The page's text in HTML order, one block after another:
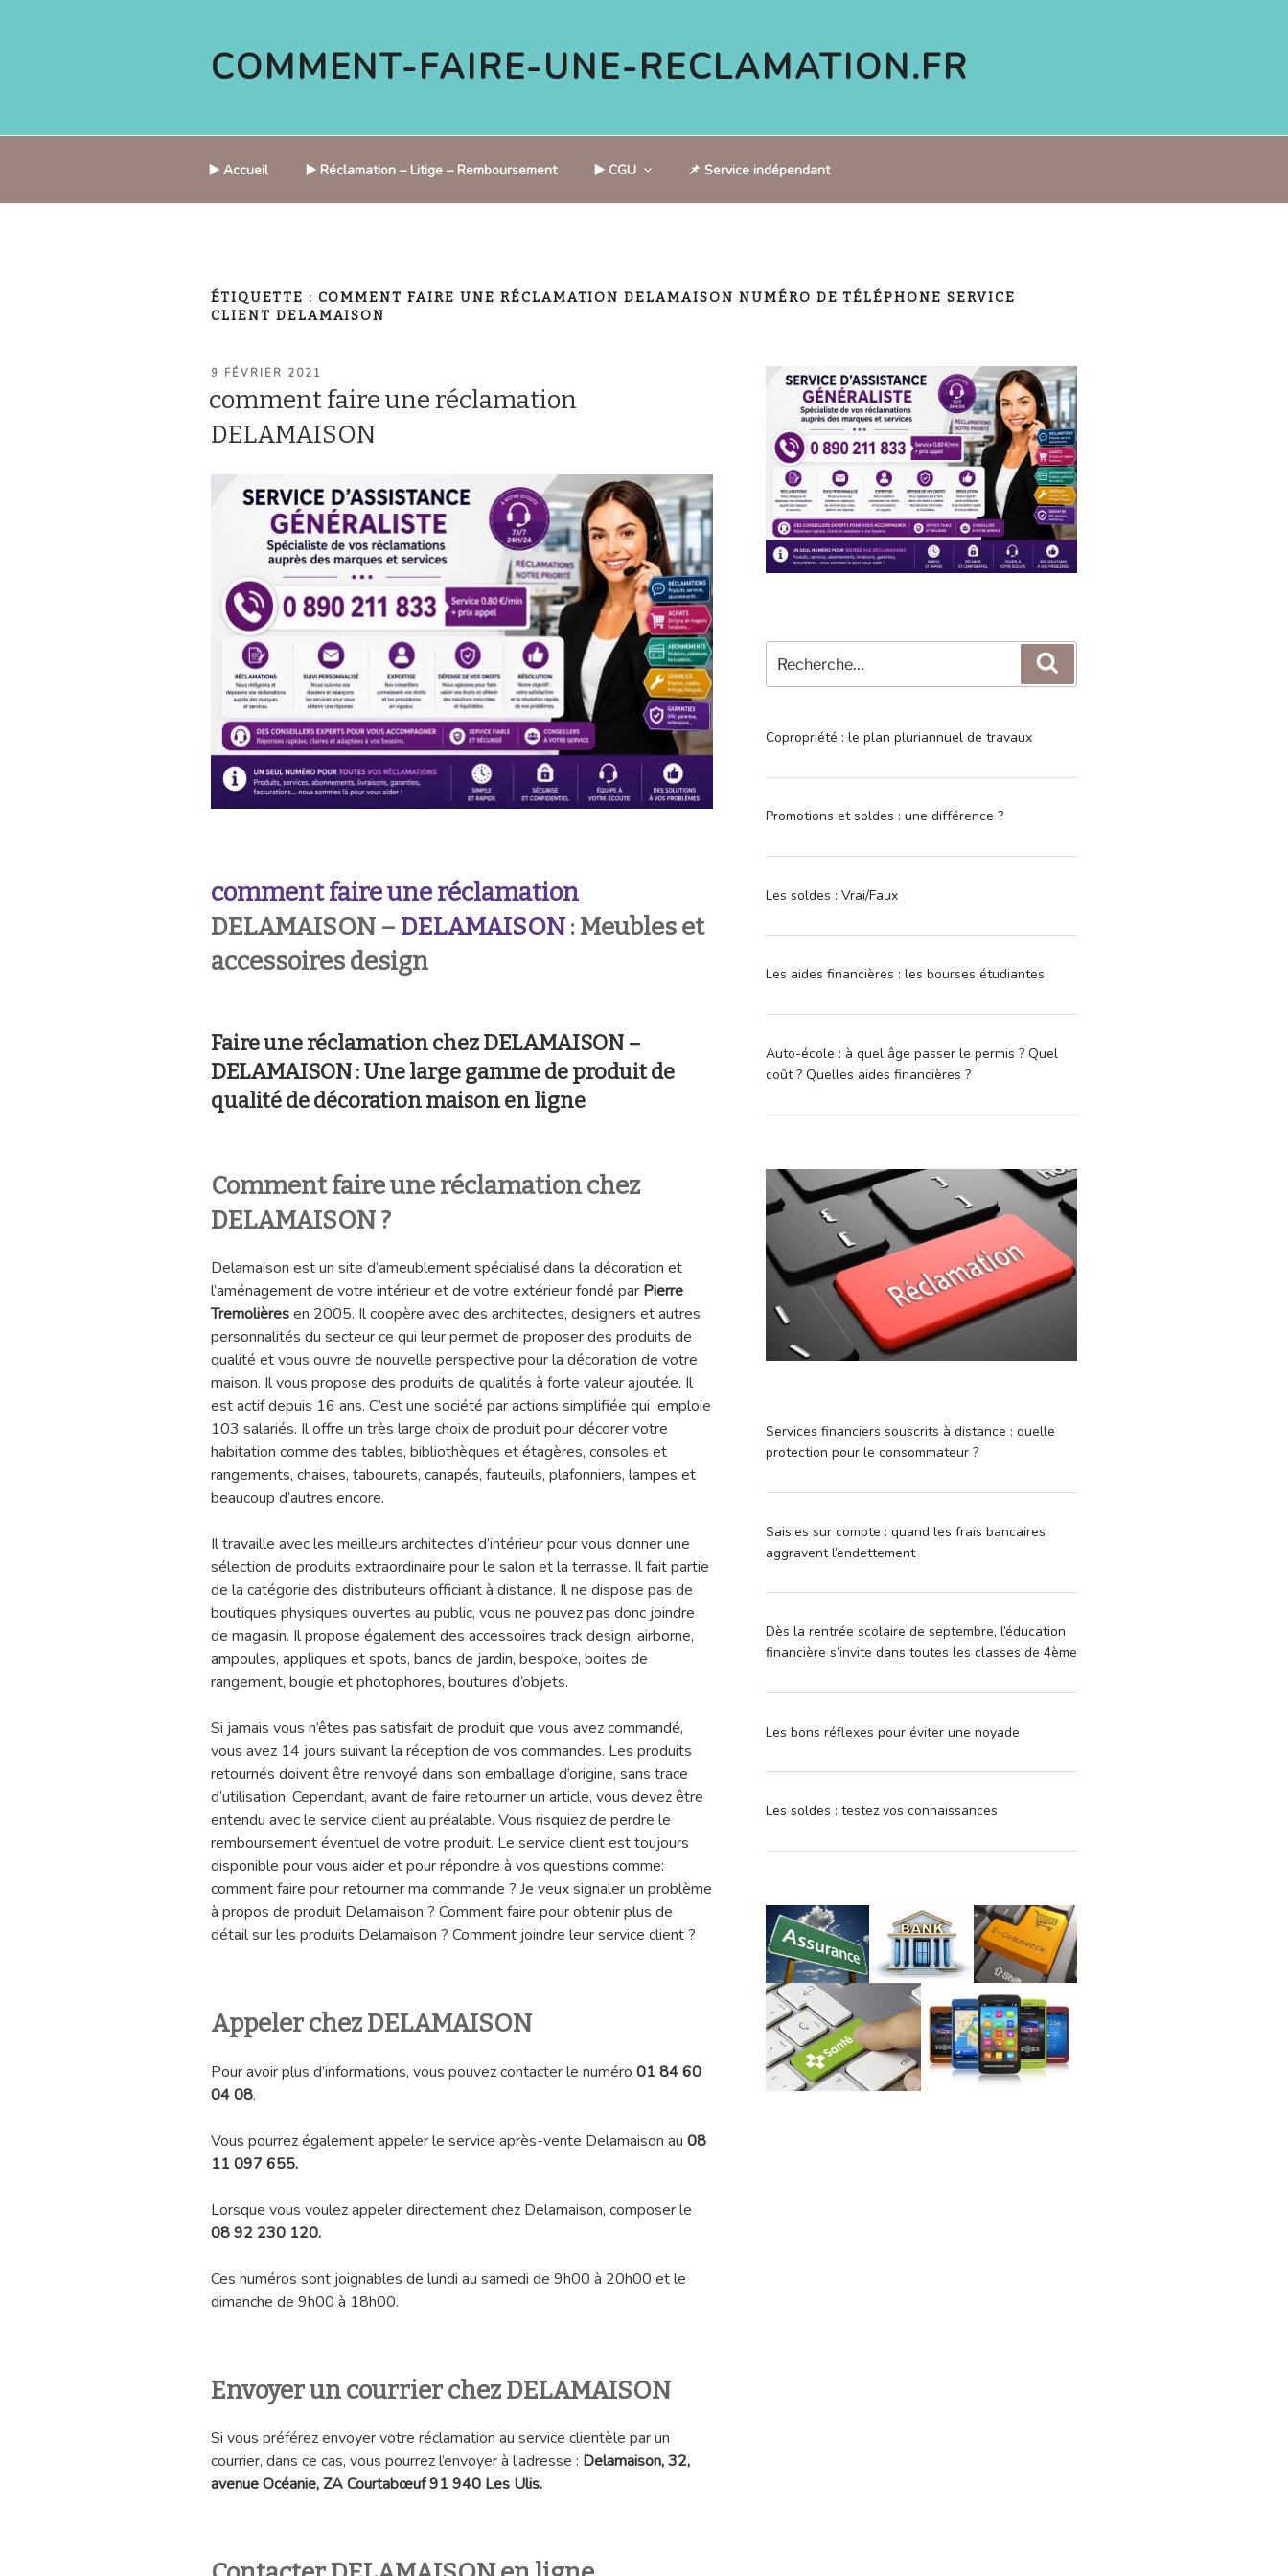
COMMENT-FAIRE-UNE-RECLAMATION.FR
▶️ Accueil ▶️ Réclamation – Litige – Remboursement ▶️ CGU 📌 Service indépendant
ÉTIQUETTE : COMMENT FAIRE UNE RÉCLAMATION DELAMAISON NUMÉRO DE TÉLÉPHONE SERVICE
CLIENT DELAMAISON
PUBLIÉ
9 FÉVRIER 2021
comment faire une réclamation
DELAMAISON
comment faire une réclamation
DELAMAISON – DELAMAISON: Meubles et
accessoires design
Faire une réclamation chez DELAMAISON –
DELAMAISON : Une large gamme de produit de
qualité de décoration maison en ligne
Comment faire une réclamation chez
DELAMAISON ?
Delamaison est un site d’ameublement spécialisé dans la décoration et
l’aménagement de votre intérieur et de votre extérieur fondé par Pierre
Tremolièresen 2005. Il coopère avec des architectes, designers et autres
personnalités du secteur ce qui leur permet de proposer des produits de
qualité et vous ouvre de nouvelle perspective pour la décoration de votre
maison. Il vous propose des produits de qualités à forte valeur ajoutée. Il
est actif depuis 16 ans. C’est une société par actions simplifiée qui emploie
103 salariés. Il offre un très large choix de produit pour décorer votre
habitation comme des tables, bibliothèques et étagères, consoles et
rangements, chaises, tabourets, canapés, fauteuils, plafonniers, lampes et
beaucoup d’autres encore.
Il travaille avec les meilleurs architectes d’intérieur pour vous donner une
sélection de produits extraordinaire pour le salon et la terrasse. Il fait partie
de la catégorie des distributeurs officiant à distance. Il ne dispose pas de
boutiques physiques ouvertes au public, vous ne pouvez pas donc joindre
de magasin. Il propose également des accessoires track design, airborne,
ampoules, appliques et spots, bancs de jardin, bespoke, boites de
rangement, bougie et photophores, boutures d’objets.
Si jamais vous n’êtes pas satisfait de produit que vous avez commandé,
vous avez 14 jours suivant la réception de vos commandes. Les produits
retournés doivent être renvoyé dans son emballage d’origine, sans trace
d’utilisation. Cependant, avant de faire retourner un article, vous devez être
entendu avec le service client au préalable. Vous risquiez de perdre le
remboursement éventuel de votre produit. Le service client est toujours
disponible pour vous aider et pour répondre à vos questions comme:
comment faire pour retourner ma commande ? Je veux signaler un problème
à propos de produit Delamaison ? Comment faire pour obtenir plus de
détail sur les produits Delamaison ? Comment joindre leur service client ?
Appeler chez DELAMAISON
Pour avoir plus d’informations, vous pouvez contacter le numéro 01 84 60
04 08.
Vous pourrez également appeler le service après-vente Delamaison au 08
11 097 655.
Lorsque vous voulez appeler directement chez Delamaison, composer le
08 92 230 120.
Ces numéros sont joignables de lundi au samedi de 9h00 à 20h00 et le
dimanche de 9h00 à 18h00.
Envoyer un courrier chez DELAMAISON
Si vous préférez envoyer votre réclamation au service clientèle par un
courrier, dans ce cas, vous pourrez l’envoyer à l’adresse : Delamaison, 32,
avenue Océanie, ZA Courtabœuf 91 940 Les Ulis.
pour
:
Copropriété : le plan pluriannuel de travaux
Promotions et soldes : une différence ?
Les soldes : Vrai/Faux
Les aides financières : les bourses étudiantes
Auto-école : à quel âge passer le permis ? Quel
coût ? Quelles aides financières ?
Services financiers souscrits à distance : quelle
protection pour le consommateur ?
Saisies sur compte : quand les frais bancaires
aggravent l’endettement
Dès la rentrée scolaire de septembre, l’éducation
financière s’invite dans toutes les classes de 4ème
Les bons réflexes pour éviter une noyade
Les soldes : testez vos connaissances